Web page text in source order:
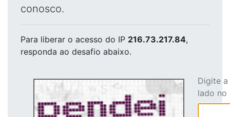
conosco.
Para liberar o acesso do IP 216.73.217.84,
responda ao desafio abaixo.
Digite
lado no